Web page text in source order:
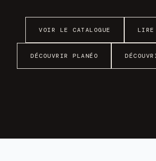
VOIR LE CATALOGUE LIRE
DÉCOUVRIR PLANÉO